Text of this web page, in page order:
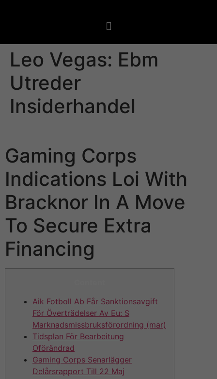
Leo Vegas: Ebm
Utreder
Insiderhandel
Gaming Corps
Indications Loi With
Bracknor In A Move
To Secure Extra
Financing
Aik Fotboll Ab Får Sanktionsavgift
För Överträdelser Av Eu: S
Marknadsmissbruksförordning (mar)
Tidsplan För Bearbeitung
Oförändrad
Gaming Corps Senarlägger
Delårsrapport Till 22 Maj